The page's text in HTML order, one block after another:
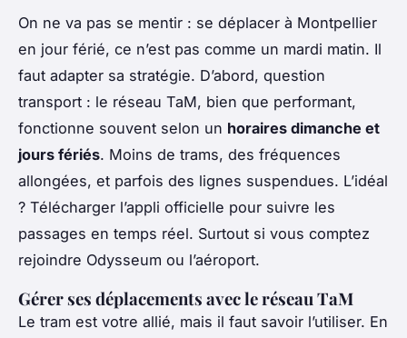
On ne va pas se mentir : se déplacer à Montpellier
en jour férié, ce n’est pas comme un mardi matin. Il
faut adapter sa stratégie. D’abord, question
transport : le réseau TaM, bien que performant,
fonctionne souvent selon un horaires dimanche et
jours fériés. Moins de trams, des fréquences
allongées, et parfois des lignes suspendues. L’idéal
? Télécharger l’appli officielle pour suivre les
passages en temps réel. Surtout si vous comptez
rejoindre Odysseum ou l’aéroport.
Gérer ses déplacements avec le réseau TaM
Le tram est votre allié, mais il faut savoir l’utiliser. En